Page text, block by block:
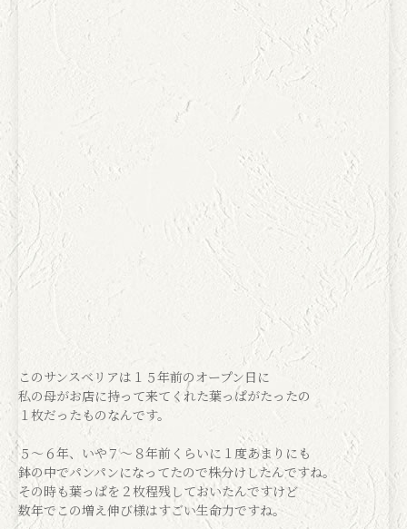
このサンスベリアは１５年前のオープン日に
私の母がお店に持って来てくれた葉っぱがたったの
１枚だったものなんです。
５〜６年、いや７〜８年前くらいに１度あまりにも
鉢の中でパンパンになってたので株分けしたんですね。
その時も葉っぱを２枚程残しておいたんですけど
数年でこの増え伸び様はすごい生命力ですね。